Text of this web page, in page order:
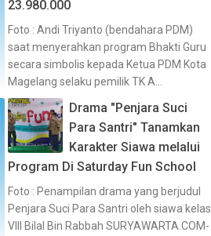
23.980.000
Foto : Andi Triyanto (bendahara PDM)
saat menyerahkan program Bhakti Guru
secara simbolis kepada Ketua PDM Kota
Magelang selaku pemilik TK A...
Drama "Penjara Suci
Para Santri" Tanamkan
Karakter Siawa melalui
Program Di Saturday Fun School
Foto : Penampilan drama yang berjudul
Penjara Suci Para Santri oleh siawa kelas
VIII Bilal Bin Rabbah SURYAWARTA.COM-